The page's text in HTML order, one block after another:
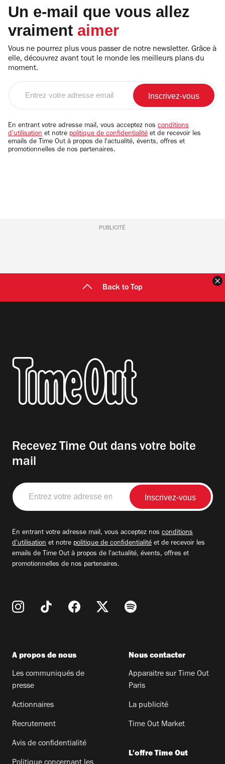
Un e-mail que vous allez
vraiment aimer
Vous ne pourrez plus vous passer de notre newsletter. Grâce à
elle, découvrez avant tout le monde les meilleurs plans du
moment.
email
En entrant votre adresse mail, vous acceptez nos conditions
d'utilisation et notre politique de confidentialité et de recevoir les
emails de Time Out à propos de l'actualité, évents, offres et
promotionnelles de nos partenaires.
PUBLICITÉ
Back to Top
Recevez Time Out dans votre boite
mail
Entrez
votre
adresse
En entrant votre adresse mail, vous acceptez nos conditions
d'utilisation et notre politique de confidentialité et de recevoir les
emails de Time Out à propos de l'actualité, évents, offres et
promotionnelles de nos partenaires.
A propos de nous
Les communiqués de
presse
Actionnaires
Recrutement
Avis de confidentialité
Nous contacter
Apparaitre sur Time Out
Paris
La publicité
Time Out Market
L'offre Time Out